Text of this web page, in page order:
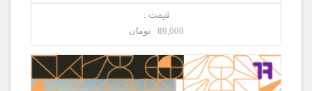
قیمت :
89,000 تومان